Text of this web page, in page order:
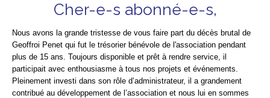
Cher-e-s abonné-e-s,
Nous avons la grande tristesse de vous faire part du décès brutal de
Geoffroi Penet qui fut le trésorier bénévole de l'association pendant
plus de 15 ans. Toujours disponible et prêt à rendre service, il
participait avec enthousiasme à tous nos projets et événements.
Pleinement investi dans son rôle d’administrateur, il a grandement
contribué au développement de l’association et nous lui en sommes